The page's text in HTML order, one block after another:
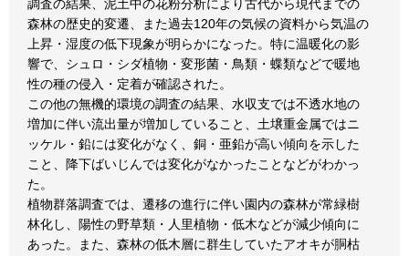
調査の結果、泥土中の花粉分析により古代から現代までの
森林の歴史的変遷、また過去120年の気候の資料から気温の
上昇・湿度の低下現象が明らかになった。特に温暖化の影
響で、シュロ・シダ植物・変形菌・鳥類・蝶類などで暖地
性の種の侵入・定着が確認された。
この他の無機的環境の調査の結果、水収支では不透水地の
増加に伴い流出量が増加していること、土壌重金属ではニ
ッケル・鉛には変化がなく、銅・亜鉛が高い傾向を示した
こと、降下ばいじんでは変化がなかったことなどがわかっ
た。
植物群落調査では、遷移の進行に伴い園内の森林が常緑樹
林化し、陽性の野草類・人里植物・低木などが減少傾向に
あった。また、森林の低木層に群生していたアオキが胴枯